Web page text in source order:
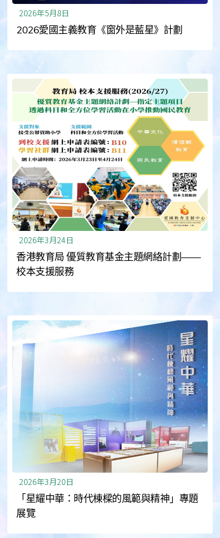
2026年5月8日
2026愛國主義教育《窗外是藍星》計劃
2026年3月24日
香港教育局 優質教育基金主題網絡計劃——
校本支援服務
2026年3月20日
「星耀中華：時代棟樑的風範與精神」專題
展覽